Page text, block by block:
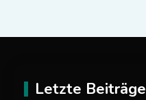
Letzte Beiträge